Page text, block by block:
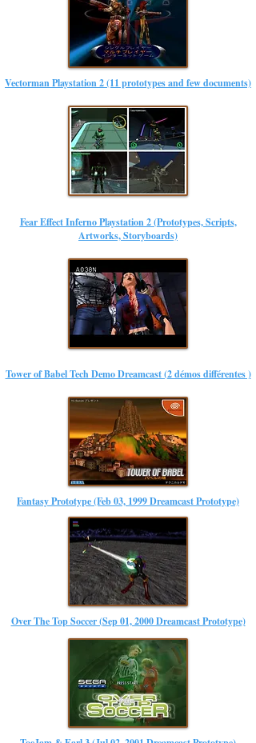
Vectorman Playstation 2 (11 prototypes and few documents)
Fear Effect Inferno Playstation 2 (Prototypes, Scripts,
Artworks, Storyboards)
Tower of Babel Tech Demo Dreamcast (2 démos différentes )
Fantasy Prototype (Feb 03, 1999 Dreamcast Prototype)
Over The Top Soccer (Sep 01, 2000 Dreamcast Prototype)